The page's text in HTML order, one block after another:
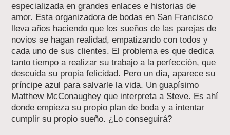
especializada en grandes enlaces e historias de
amor. Esta organizadora de bodas en San Francisco
lleva años haciendo que los sueños de las parejas de
novios se hagan realidad, empatizando con todos y
cada uno de sus clientes. El problema es que dedica
tanto tiempo a realizar su trabajo a la perfección, que
descuida su propia felicidad. Pero un día, aparece su
príncipe azul para salvarle la vida. Un guapísimo
Matthew McConaughey que interpreta a Steve. Es ahí
donde empieza su propio plan de boda y a intentar
cumplir su propio sueño. ¿Lo conseguirá?